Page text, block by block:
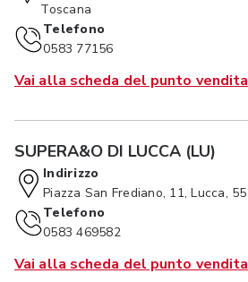
Toscana
Telefono
0583 77156
Vai alla scheda del punto vendita
SUPERA&O DI LUCCA (LU)
Indirizzo
Piazza San Frediano, 11, Lucca,
Telefono
0583 469582
Vai alla scheda del punto vendita